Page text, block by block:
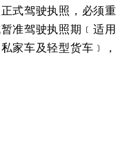
式驾驶执照，必须重
准驾驶执照期﹝适用
家车及轻型货车﹞，